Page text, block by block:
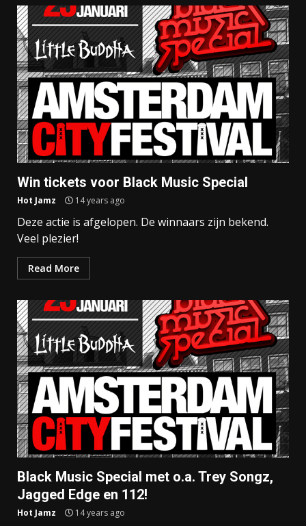
Win tickets voor Black Music Special
Hot Jamz 14 years ago
Deze actie is afgelopen. De winnaars zijn bekend.
Veel plezier!
Read More
Black Music Special met o.a. Trey Songz,
Jagged Edge en 112!
Hot Jamz 14 years ago